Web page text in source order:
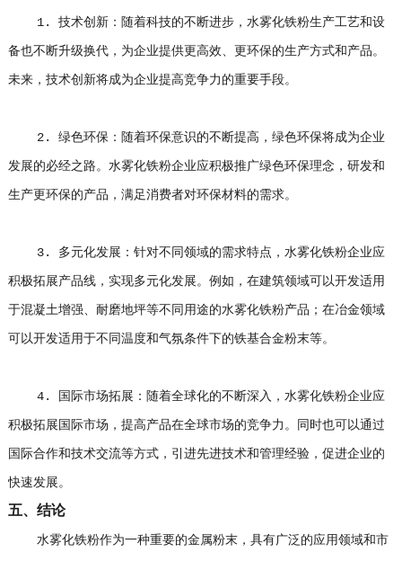
1. 技术创新：随着科技的不断进步，水雾化铁粉生产工艺和设
备也不断升级换代，为企业提供更高效、更环保的生产方式和产品。
未来，技术创新将成为企业提高竞争力的重要手段。
2. 绿色环保：随着环保意识的不断提高，绿色环保将成为企业
发展的必经之路。水雾化铁粉企业应积极推广绿色环保理念，研发和
生产更环保的产品，满足消费者对环保材料的需求。
3. 多元化发展：针对不同领域的需求特点，水雾化铁粉企业应
积极拓展产品线，实现多元化发展。例如，在建筑领域可以开发适用
于混凝土增强、耐磨地坪等不同用途的水雾化铁粉产品；在冶金领域
可以开发适用于不同温度和气氛条件下的铁基合金粉末等。
4. 国际市场拓展：随着全球化的不断深入，水雾化铁粉企业应
积极拓展国际市场，提高产品在全球市场的竞争力。同时也可以通过
国际合作和技术交流等方式，引进先进技术和管理经验，促进企业的
快速发展。
五、结论
水雾化铁粉作为一种重要的金属粉末，具有广泛的应用领域和市